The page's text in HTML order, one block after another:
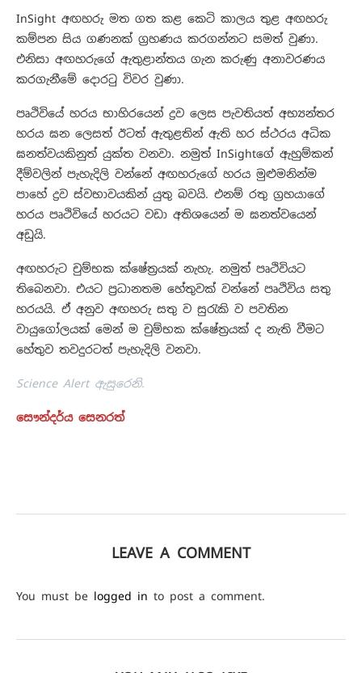
InSight අඟහරු මත ගත කළ කෙටි කාලය තුළ අඟහරු
කම්පන සිය ගණනක් ග්‍රහණය කරගන්නට සමත් වුණා.
එනිසා අඟහරුගේ ඇතුළාන්තය ගැන කරුණු අනාවරණය
කරගැනීමේ දොරටු විවර වුණා.
පෘථිවියේ හරය භාහිරයෙන් ද්‍රව ලෙස පැවතියත් අභ්‍යන්තර
හරය ඝන ලෙසත් ඊටත් ඇතුළතින් ඇති හර ස්ථරය අධික
ඝනත්වයකිනුත් යුක්ත වනවා. නමුත් InSightගේ ඇහුම්කන්
දීම්වලින් පැහැදිලි වන්නේ අඟහරුගේ හරය මුළුමනින්ම
පාහේ ද්‍රව ස්වභාවයකින් යුතු බවයි. එනම් රතු ග්‍රහයාගේ
හරය පෘථිවියේ හරයට වඩා අතිශයෙන් ම ඝනත්වයෙන්
අඩුයි.
අඟහරුට චුම්භක ක්ෂේත්‍රයක් නැහැ. නමුත් පෘථිවියට
තිබෙනවා. එයට ප්‍රධානතම හේතුවක් වන්නේ පෘථිවිය සතු
හරයයි. ඒ අනුව අඟහරු සතු ව සුරැකි ව පවතින
වායුගෝලයක් මෙන් ම චුම්භක ක්ෂේත්‍රයක් ද නැති වීමට
හේතුව තවදුරටත් පැහැදිලි වනවා.
Science Alert ඇසුරෙනි.
සෞන්දර්ය සෙනරත්
LEAVE A COMMENT
You must be logged in to post a comment.